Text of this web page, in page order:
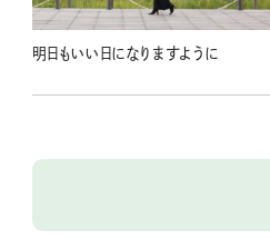
明日もいい日になりますように